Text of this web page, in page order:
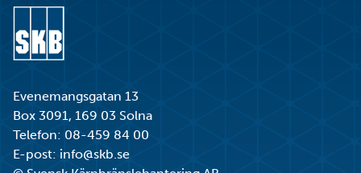
Evenemangsgatan 13
Box 3091, 169 03 Solna
Telefon: 08-459 84 00
E-post: info@skb.se